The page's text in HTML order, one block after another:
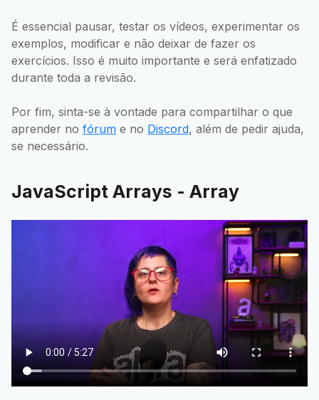
É essencial pausar, testar os vídeos, experimentar os
exemplos, modificar e não deixar de fazer os
exercícios. Isso é muito importante e será enfatizado
durante toda a revisão.
Por fim, sinta-se à vontade para compartilhar o que
aprender no fórum e no Discord, além de pedir ajuda,
se necessário.
JavaScript Arrays - Array